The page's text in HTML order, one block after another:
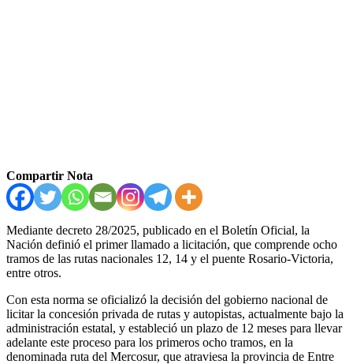
Compartir Nota
Mediante decreto 28/2025, publicado en el Boletín Oficial, la
Nación definió el primer llamado a licitación, que comprende ocho
tramos de las rutas nacionales 12, 14 y el puente Rosario-Victoria,
entre otros.
Con esta norma se oficializó la decisión del gobierno nacional de
licitar la concesión privada de rutas y autopistas, actualmente bajo la
administración estatal, y estableció un plazo de 12 meses para llevar
adelante este proceso para los primeros ocho tramos, en la
denominada ruta del Mercosur, que atraviesa la provincia de Entre